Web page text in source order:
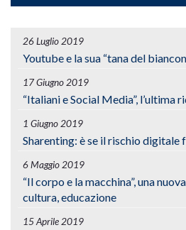
26 Luglio 2019
Youtube e la sua “tana del
17 Giugno 2019
“Italiani e Social Media”, l’ultima
1 Giugno 2019
Sharenting: è se il rischio digitale
6 Maggio 2019
“Il corpo e la macchina”, una
cultura, educazione
15 Aprile 2019